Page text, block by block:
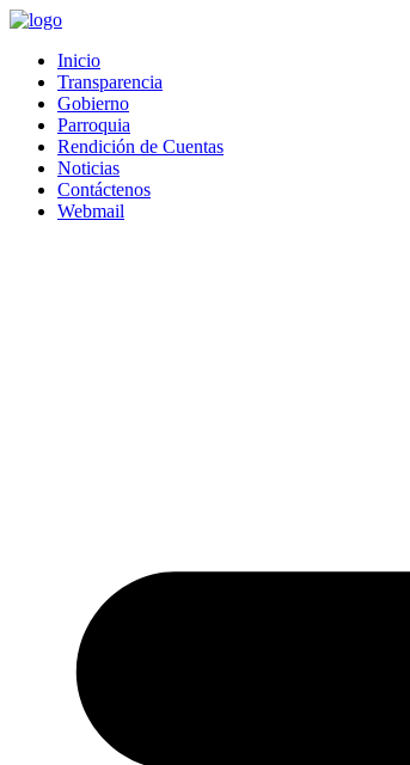
Saltar
contenido
Inicio
Transparencia
Gobierno
Parroquia
Rendición de Cuentas
Noticias
Contáctenos
Webmail